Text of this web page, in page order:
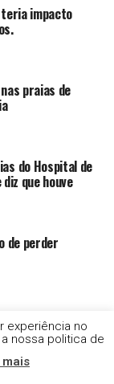
teria impacto
praias de
do Hospital de
que houve
de perder
em
devido a
experiência no
nossa politica de
mais